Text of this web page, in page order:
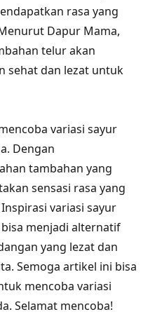
rasa yang
Dapur Mama,
telur akan
sehat dan lezat untuk
variasi sayur
Dengan
tambahan yang
sensasi rasa yang
variasi sayur
menjadi alternatif
yang lezat dan
Semoga artikel ini bisa
mencoba variasi
Selamat mencoba!